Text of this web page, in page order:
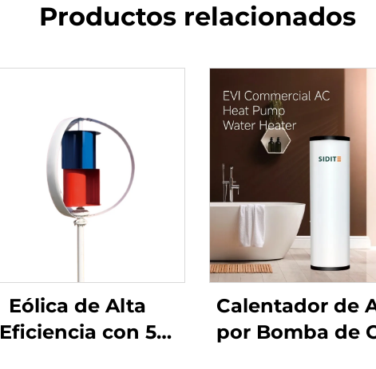
Productos relacionados
Eólica de Alta
Eficiencia con 5
Calentador de
por Bomba de